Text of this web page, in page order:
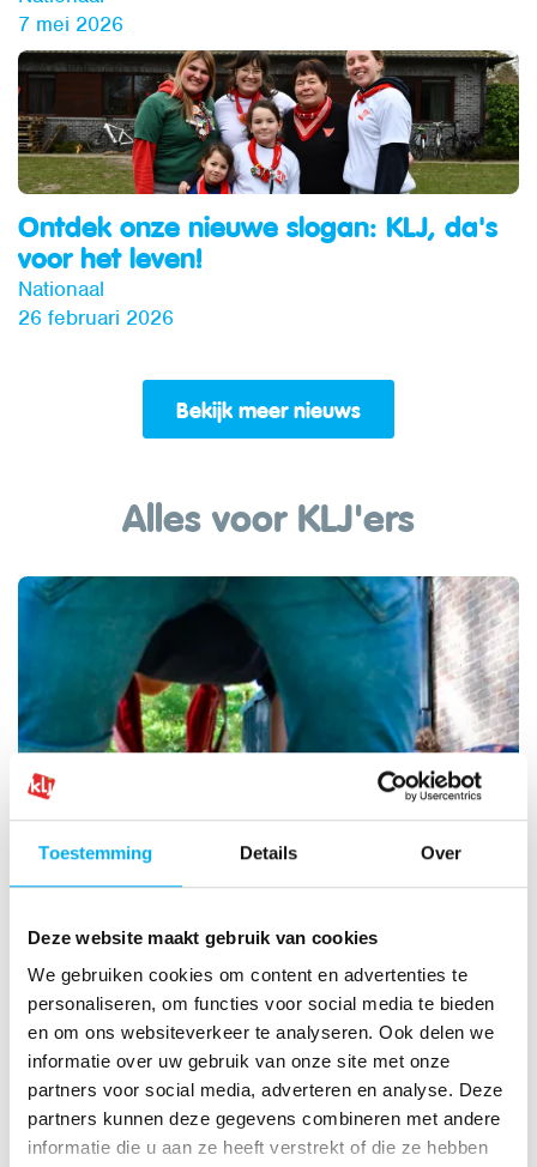
Toestemming Details Over
Deze website maakt gebruik van cookies
We gebruiken cookies om content en advertenties te
personaliseren, om functies voor social media te bieden
en om ons websiteverkeer te analyseren. Ook delen we
informatie over uw gebruik van onze site met onze
partners voor social media, adverteren en analyse. Deze
partners kunnen deze gegevens combineren met andere
informatie die u aan ze heeft verstrekt of die ze hebben
7 mei 2026
Ontdek onze nieuwe slogan: KLJ, da's
voor het leven!
Nationaal
26 februari 2026
Bekijk meer nieuws
Alles voor KLJ'ers
Spelen!
11 onderwerpen